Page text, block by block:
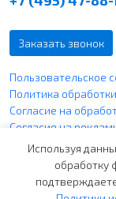
Заказать звонок
Пользовательское
Политика
Согласие на
Согласие на
Политика
Вся указанная
офертой
Используя
обработку